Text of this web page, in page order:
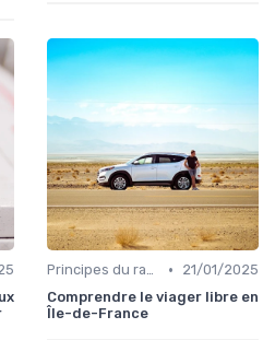
Principes du rachat de crédit •
21/01/2025
Comprendre le viager libre en
Île-de-France